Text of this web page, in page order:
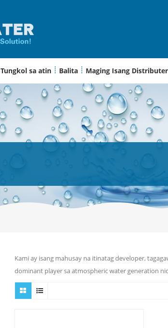
Tungkol sa atin Balita Maging Isang Distributer
Kami ay isang mahusay na itinatag developer,
dominant player sa atmospheric water generation